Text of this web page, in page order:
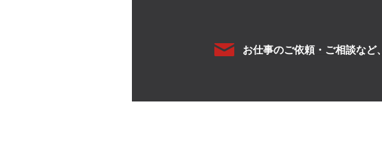
お仕事のご依頼・ご相談など、